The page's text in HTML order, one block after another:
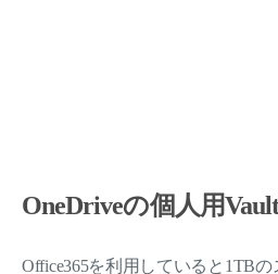
OneDriveの個人用
Office365を利用していると1TB